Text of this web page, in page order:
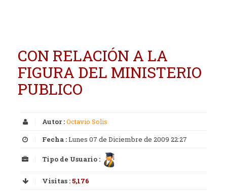
CON RELACIÓN A LA
FIGURA DEL MINISTERIO
PUBLICO
Autor :Octavio Solis
Fecha :Lunes 07 de Diciembre de 2009 22:27
Tipo de Usuario :
Visitas :5,176